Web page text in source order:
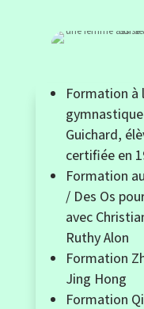
Formation à
Guichard,
certifiée en
Formation
/ Des Os
avec
Ruthy Alon
Formation
Jing Hong
Formation